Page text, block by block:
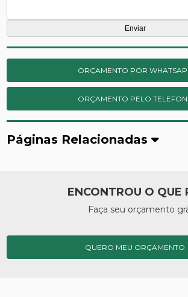
ORÇAMENTO POR
ORÇAMENTO PELO
Páginas Relacionadas
ENCONTROU O QUE
Faça seu orçamento
QUERO MEU ORÇAMENTO